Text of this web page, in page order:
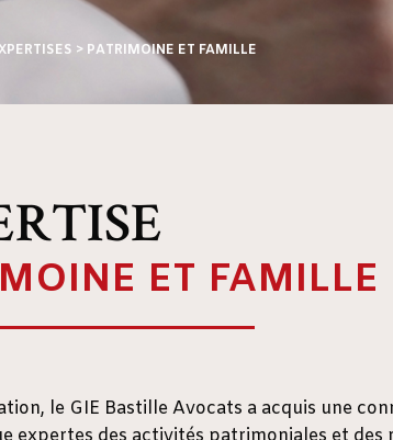
> PATRIMOINE ET FAMILLE
ET FAMILLE
le GIE Bastille Avocats a acquis une